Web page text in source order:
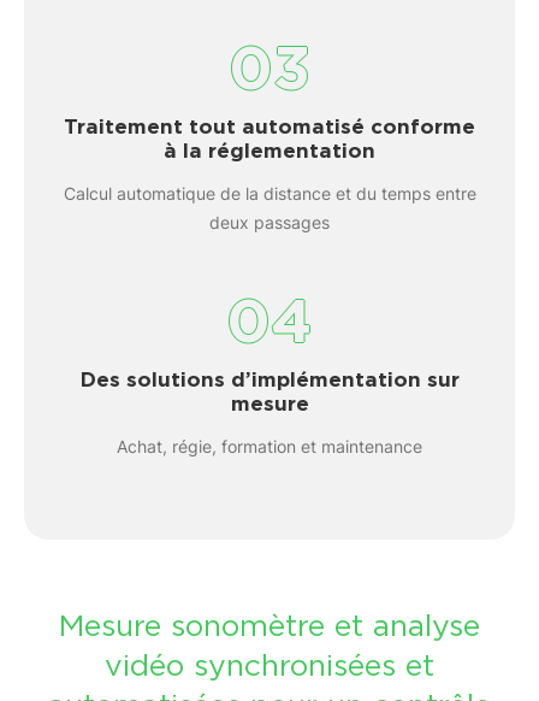
03
Traitement tout automatisé conforme
à la réglementation
Calcul automatique de la distance et du temps entre
deux passages
04
Des solutions d’implémentation sur
mesure
Achat, régie, formation et maintenance
Mesure sonomètre et analyse
vidéo synchronisées et